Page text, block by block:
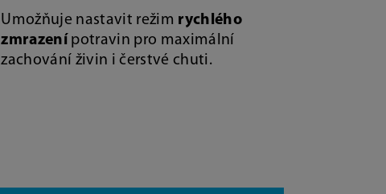
Umožňuje nastavit režim rychlého
zmrazenípotravin pro maximální
zachování živin i čerstvé chuti.